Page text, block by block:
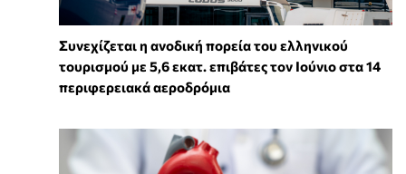
Συνεχίζεται η ανοδική πορεία του ελληνικού
τουρισμού με 5,6 εκατ. επιβάτες τον Ιούνιο στα 14
περιφερειακά αεροδρόμια